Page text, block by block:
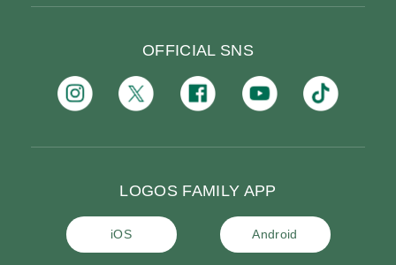
OFFICIAL SNS
LOGOS FAMILY APP
iOS Android